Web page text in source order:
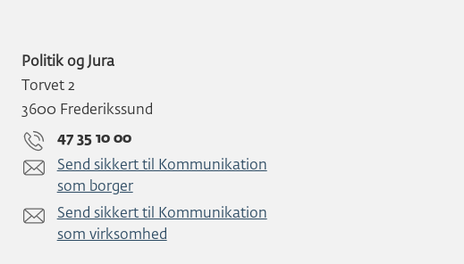
Politik og Jura
Torvet 2
3600 Frederikssund
47 35 10 00
Send sikkert til Kommunikation
som borger
Send sikkert til Kommunikation
som virksomhed